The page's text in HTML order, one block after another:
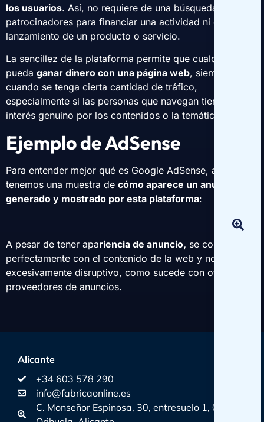
los usuarios. Así, no requiere de una búsqueda de
patrocinadores para financiar una actividad ni el
lanzamiento de un producto o servicio.
La sencillez de la plataforma permite que cualquiera
pueda ganar dinero con una página web, siempre y
cuando se tenga cierta cantidad de tráfico,
especialmente si las personas que navegan tienen un
interés genuino por los contenidos o la temática.
Ejemplo de AdSense
Para entender mejor qué es Google AdSense, aquí
tenemos una muestra de cómo aparece un anuncio
generado y mostrado por esta plataforma:
A pesar de tener apariencia de anuncio, se combina
perfectamente con el contenido de la web y no es
excesivamente disruptivo, como sucede con otros
proveedores de anuncios.
Alicante
+34 603 578 290
info@fabricaonline.es
C. Monseñor Espinosa, 30, entresuelo 1, 03300